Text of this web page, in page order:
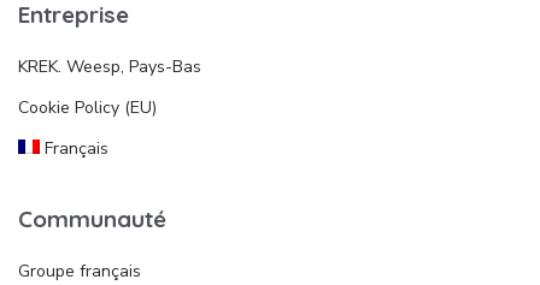
Entreprise
KREK. Weesp, Pays-Bas
Cookie Policy (EU)
Français
Communauté
Groupe français